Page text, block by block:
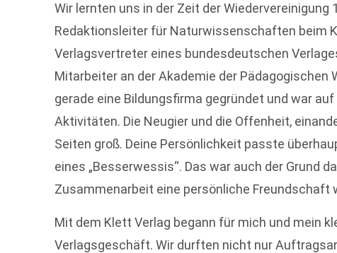
Wir lernten uns in der Zeit der Wiedervereinigung
Redaktionsleiter für Naturwissenschaften beim
Verlagsvertreter eines bundesdeutschen
Mitarbeiter an der Akademie der
gerade eine Bildungsfirma gegründet und war
Aktivitäten. Die Neugier und die Offenheit,
Seiten groß. Deine Persönlichkeit passte
eines „Besserwessis“. Das war auch der Grund
Zusammenarbeit eine persönliche Freundschaft
Mit dem Klett Verlag begann für mich und mein
Verlagsgeschäft. Wir durften nicht nur